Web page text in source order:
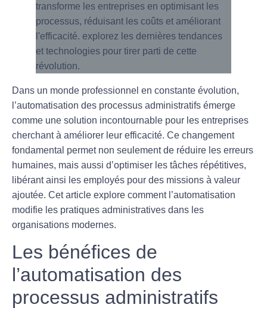
Dans un monde professionnel en constante évolution,
l’automatisation des processus administratifs émerge
comme une solution incontournable pour les entreprises
cherchant à améliorer leur efficacité. Ce changement
fondamental permet non seulement de réduire les erreurs
humaines, mais aussi d’optimiser les tâches répétitives,
libérant ainsi les employés pour des missions à valeur
ajoutée. Cet article explore comment l’automatisation
modifie les pratiques administratives dans les
organisations modernes.
Les bénéfices de
l’automatisation des
processus administratifs